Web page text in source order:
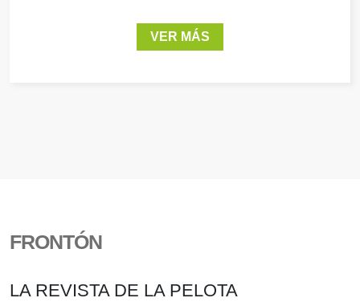
VER MÁS
FRONTÓN
LA REVISTA DE LA PELOTA